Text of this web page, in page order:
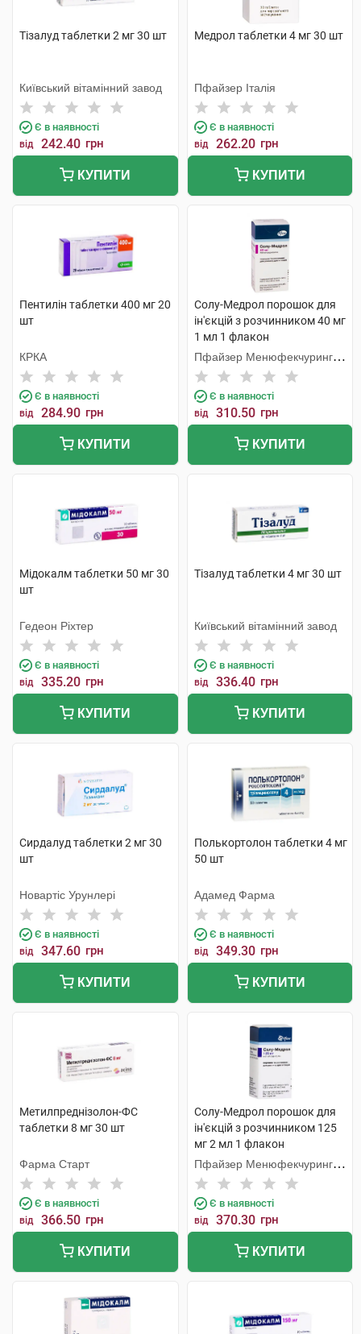
Тізалуд таблетки 2 мг 30 шт
Київський вітамінний завод
Є в наявності
від 242.40 грн
КУПИТИ
Медрол таблетки 4 мг 30 шт
Пфайзер Італія
Є в наявності
від 262.20 грн
КУПИТИ
Пентилін таблетки 400 мг 20
шт
КРКА
Є в наявності
від 284.90 грн
КУПИТИ
Солу-Медрол порошок для
ін'єкцій з розчинником 40 мг
1 мл 1 флакон
Пфайзер Менюфекчуринг
Бельгія
Є в наявності
від 310.50 грн
КУПИТИ
Мідокалм таблетки 50 мг 30
шт
Гедеон Ріхтер
Є в наявності
від 335.20 грн
КУПИТИ
Тізалуд таблетки 4 мг 30 шт
Київський вітамінний завод
Є в наявності
від 336.40 грн
КУПИТИ
Сирдалуд таблетки 2 мг 30
шт
Новартіс Урунлері
Є в наявності
від 347.60 грн
КУПИТИ
Полькортолон таблетки 4 мг
50 шт
Адамед Фарма
Є в наявності
від 349.30 грн
КУПИТИ
Метилпреднізолон-ФС
таблетки 8 мг 30 шт
Фарма Старт
Є в наявності
від 366.50 грн
КУПИТИ
Солу-Медрол порошок для
ін'єкцій з розчинником 125
мг 2 мл 1 флакон
Пфайзер Менюфекчуринг
Бельгія
Є в наявності
від 370.30 грн
КУПИТИ